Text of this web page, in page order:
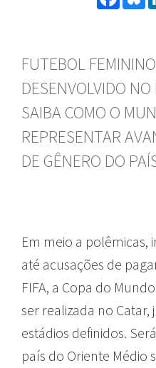
FUTEBOL
DESENVOLVIDO
SAIBA COMO O
REPRESENTAR
DE GÊNERO DO
Em meio a polêmicas,
até acusações de
FIFA, a Copa do
ser realizada no
estádios definidos.
país do Oriente Médio